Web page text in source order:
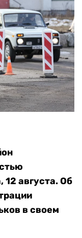
12 августа. Об
в своем